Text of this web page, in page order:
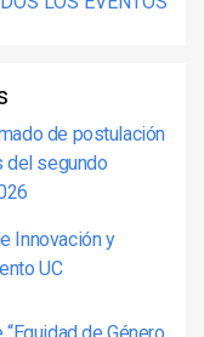
de postulación
del segundo
Innovación y
UC